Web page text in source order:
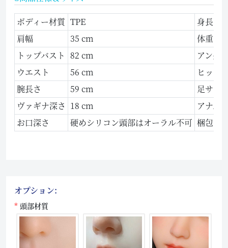
ボディー材質 TPE
身長
肩幅
35 cm
体重
トップバスト 82 cm
アンダ
ウエスト
56 cm
ヒップ
腕長さ
59 cm
足サイ
ヴァギナ深さ 18 cm
アナル
お口深さ
硬めシリコン頭部はオーラル不可 梱包サ
オプション:
頭部材質